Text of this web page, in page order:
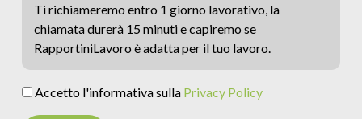
Ti richiameremo entro 1 giorno lavorativo, la
chiamata durerà 15 minuti e capiremo se
RapportiniLavoro è adatta per il tuo lavoro.
Accetto l'informativa sulla Privacy Policy